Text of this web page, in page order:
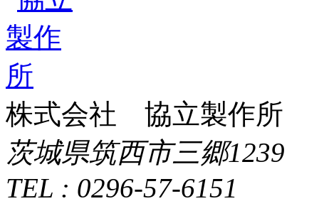
株式会社 協立製作所
茨城県筑西市三郷1239
TEL : 0296-57-6151